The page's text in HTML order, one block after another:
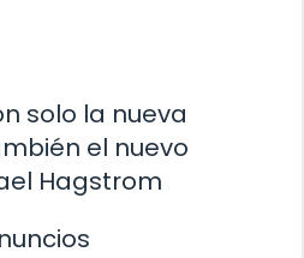
solo la nueva
el nuevo
Hagstrom